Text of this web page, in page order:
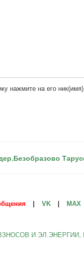
нажмите на его
| VK | МАХ
И